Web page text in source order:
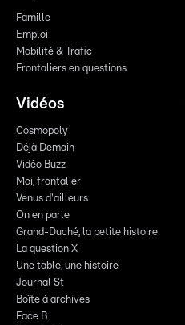
Famille
Emploi
Mobilité & Trafic
Frontaliers en questions
Vidéos
Cosmopoly
Déjà Demain
Vidéo Buzz
Moi, frontalier
Venus d'ailleurs
On en parle
Grand-Duché, la petite histoire
La question X
Une table, une histoire
Journal St
Boîte à archives
Face B